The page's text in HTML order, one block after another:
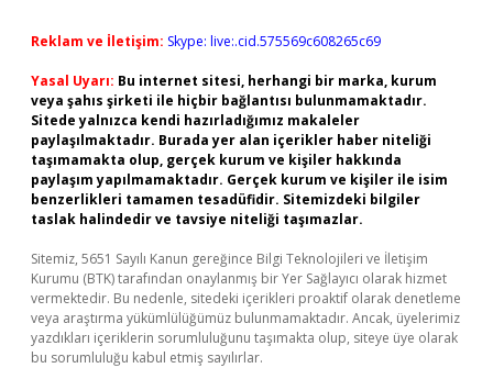
Reklam ve İletişim: Skype: live:.cid.575569c608265c69
Yasal Uyarı: Bu internet sitesi, herhangi bir marka, kurum
veya şahıs şirketi ile hiçbir bağlantısı bulunmamaktadır.
Sitede yalnızca kendi hazırladığımız makaleler
paylaşılmaktadır. Burada yer alan içerikler haber niteliği
taşımamakta olup, gerçek kurum ve kişiler hakkında
paylaşım yapılmamaktadır. Gerçek kurum ve kişiler ile isim
benzerlikleri tamamen tesadüfidir. Sitemizdeki bilgiler
taslak halindedir ve tavsiye niteliği taşımazlar.
Sitemiz, 5651 Sayılı Kanun gereğince Bilgi Teknolojileri ve İletişim
Kurumu (BTK) tarafından onaylanmış bir Yer Sağlayıcı olarak hizmet
vermektedir. Bu nedenle, sitedeki içerikleri proaktif olarak denetleme
veya araştırma yükümlülüğümüz bulunmamaktadır. Ancak, üyelerimiz
yazdıkları içeriklerin sorumluluğunu taşımakta olup, siteye üye olarak
bu sorumluluğu kabul etmiş sayılırlar.